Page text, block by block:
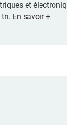
et
tri. En savoir +